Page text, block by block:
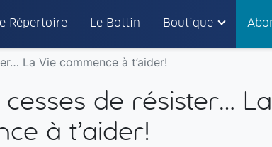
Répertoire Le Bottin Boutique
La Vie commence à t’aider!
de résister…
à t’aider!